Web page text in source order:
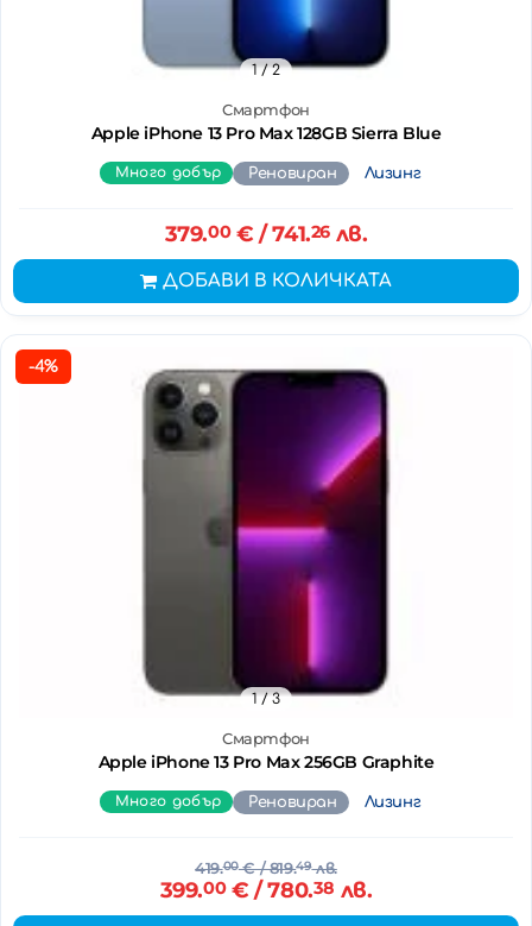
Смартфон
Apple iPhone 13 Pro Max 128GB Sierra Blue
1/ 2
Много добър Реновиран Лизинг
379.00€ / 741.26лв.
ДОБАВИ В КОЛИЧКАТА
-4%
Смартфон
Apple iPhone 13 Pro Max 256GB Graphite
1/ 3
Много добър Реновиран Лизинг
419.00€/ 819.49лв.
399.00€ / 780.38 лв.